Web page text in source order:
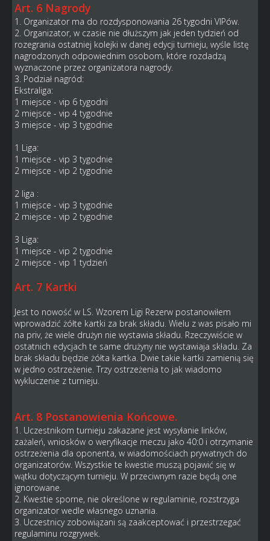
Art. 6 Nagrody
1. Organizator ma do rozdysponowania 26 tygodni VIPów.
2. Organizator, w czasie nie dłuższym jak jeden tydzień od
rozegrania ostatniej kolejki w danej edycji turnieju, wyśle listę
nagrodzonych odpowiednim osobom, które rozdadzą
wyznaczone przez organizatora nagrody.
3. Podział nagród:
Ekstraliga:
1 miejsce - vip 6 tygodni
2 miejsce - vip 4 tygodnie
3 miejsce - vip 3 tygodnie
1 Liga:
1 miejsce - vip 3 tygodnie
2 miejsce - vip 2 tygodnie
2 liga :
1 miejsce - vip 3 tygodnie
2 miejsce - vip 2 tygodnie
3 Liga:
1 miejsce - vip 2 tygodnie
2 miejsce - vip 1 tydzień
Art. 7 Kartki
Jest to nowość w LS. Wzorem Ligi Rezerw postanowiłem
wprowadzić żółte kartki za brak składu. Wielu z was pisało mi
na priv, że wiele drużyn nie wystawia składu. Rzeczywiście w
ostatnich edycjach te same drużyny nie wystawiaja składu. Za
brak składu będzie żółta kartka. Dwie takie kartki zamienią się
w jedno ostrzeżenie. Trzy ostrzeżenia to jak wiadomo
wykluczenie z turnieju.
Art. 8 Postanowienia Końcowe.
1. Uczestnikom turnieju zakazane jest wysyłanie linków,
zażaleń, wniosków o weryfikacje meczu jako 40:0 i otrzymanie
ostrzeżenia dla oponenta, w wiadomościach prywatnych do
organizatorów. Wszystkie te kwestie muszą pojawić się w
wątku dotyczącym turnieju. W przeciwnym razie będą one
ignorowane.
2. Kwestie sporne, nie określone w regulaminie, rozstrzyga
organizator wedle własnego uznania.
3. Uczestnicy zobowiązani są zaakceptować i przestrzegać
regulaminu rozgrywek.